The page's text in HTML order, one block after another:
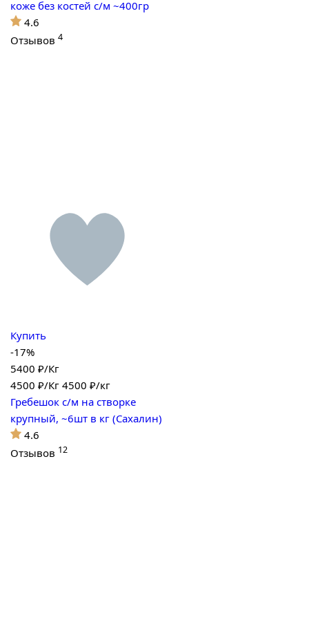
коже без костей с/м ~400гр
4.6
Отзывов 4
Купить
-17%
5400 ₽/Кг
4500 ₽/Кг 4500 ₽/кг
Гребешок с/м на створке
крупный, ~6шт в кг (Сахалин)
4.6
Отзывов 12